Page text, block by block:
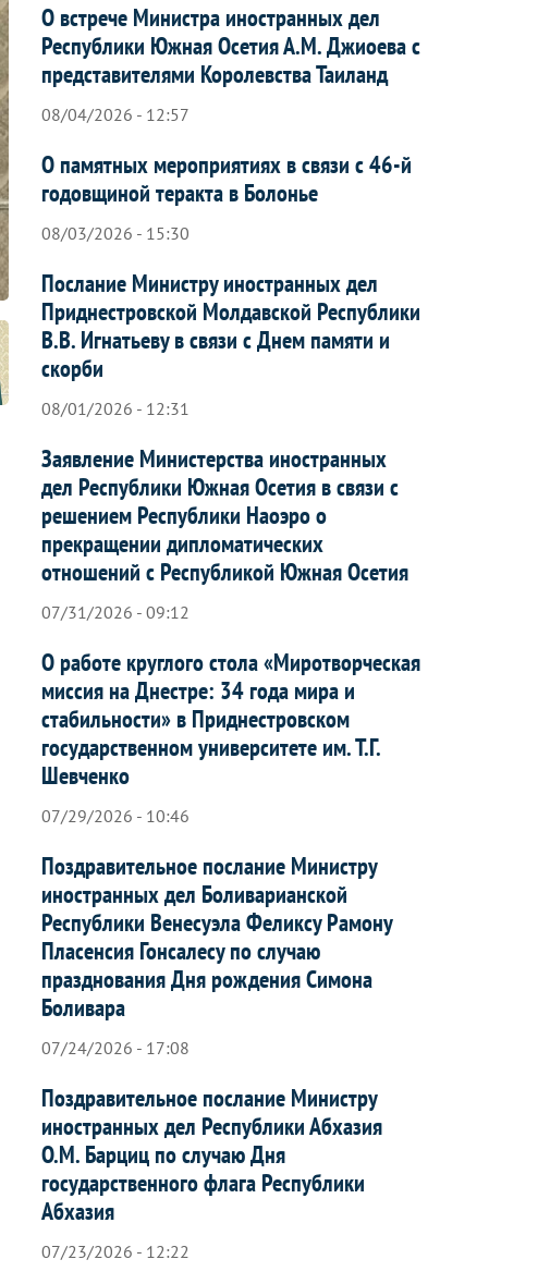
О встрече Министра иностранных дел
Республики Южная Осетия А.М. Джиоева с
представителями Королевства Таиланд
08/04/2026 - 12:57
О памятных мероприятиях в связи с 46-й
годовщиной теракта в Болонье
08/03/2026 - 15:30
Послание Министру иностранных дел
Приднестровской Молдавской Республики
В.В. Игнатьеву в связи с Днем памяти и
скорби
08/01/2026 - 12:31
Заявление Министерства иностранных
дел Республики Южная Осетия в связи с
решением Республики Наоэро о
прекращении дипломатических
отношений с Республикой Южная Осетия
07/31/2026 - 09:12
О работе круглого стола «Миротворческая
миссия на Днестре: 34 года мира и
стабильности» в Приднестровском
государственном университете им. Т.Г.
Шевченко
07/29/2026 - 10:46
Поздравительное послание Министру
иностранных дел Боливарианской
Республики Венесуэла Феликсу Рамону
Пласенсия Гонсалесу по случаю
празднования Дня рождения Симона
Боливара
07/24/2026 - 17:08
Поздравительное послание Министру
иностранных дел Республики Абхазия
О.М. Барциц по случаю Дня
государственного флага Республики
Абхазия
07/23/2026 - 12:22